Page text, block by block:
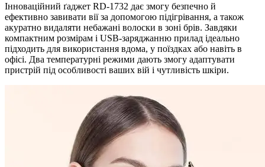
Інноваційний ґаджет RD-1732 дає змогу безпечно й
ефективно завивати вії за допомогою підігрівання, а також
акуратно видаляти небажані волоски в зоні брів. Завдяки
компактним розмірам і USB-заряджанню прилад ідеально
підходить для використання вдома, у поїздках або навіть в
офісі. Два температурні режими дають змогу адаптувати
пристрій під особливості ваших вій і чутливість шкіри.